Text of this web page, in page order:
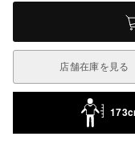
店舗在庫を見る